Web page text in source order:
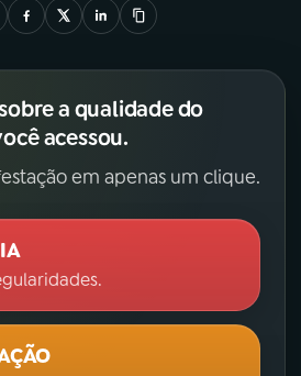
a qualidade do
acessou.
em apenas um clique.